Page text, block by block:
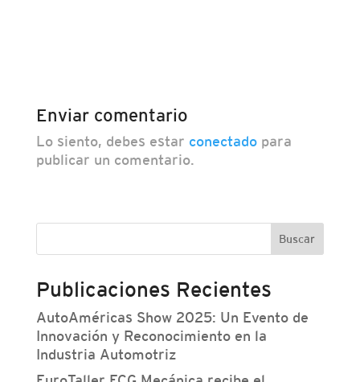
Enviar comentario
Lo siento, debes estar conectadopara
publicar un comentario.
Buscar
Publicaciones Recientes
AutoAméricas Show 2025: Un Evento de
Innovación y Reconocimiento en la
Industria Automotriz